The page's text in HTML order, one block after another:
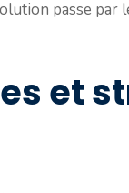
passe
et